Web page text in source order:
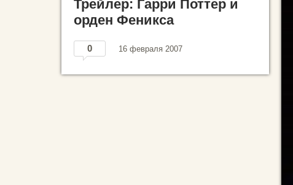
Трейлер: Гарри Поттер и
орден Феникса
0 16 февраля 2007